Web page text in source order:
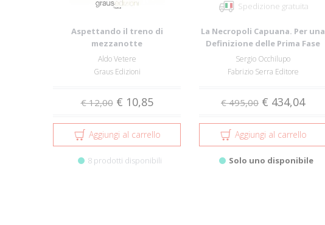
Aspettando il treno di
mezzanotte
Aldo Vetere
Graus Edizioni
€ 12,00 € 10,85
Aggiungi al carrello
8 prodotti disponibili
Spedizione gratuita
La Necropoli Capuana. Per una
Definizione delle Prima Fase
tra l'...
Sergio Occhilupo
Fabrizio Serra Editore
€ 495,00 € 434,04
Aggiungi al carrello
Solo uno disponibile